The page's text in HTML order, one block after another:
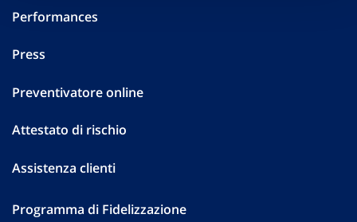
Performances
Press
Preventivatore online
Attestato di rischio
Assistenza clienti
Programma di Fidelizzazione